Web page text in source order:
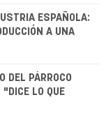
ESPAÑOLA:
A UNA
DEL PÁRROCO
LO QUE